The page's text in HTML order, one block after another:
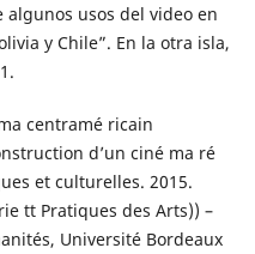
algunos usos del video en
y Chile”. En la otra isla,
centramé ricain
d’un ciné ma ré
et culturelles. 2015.
tt Pratiques des Arts)) –
Université Bordeaux